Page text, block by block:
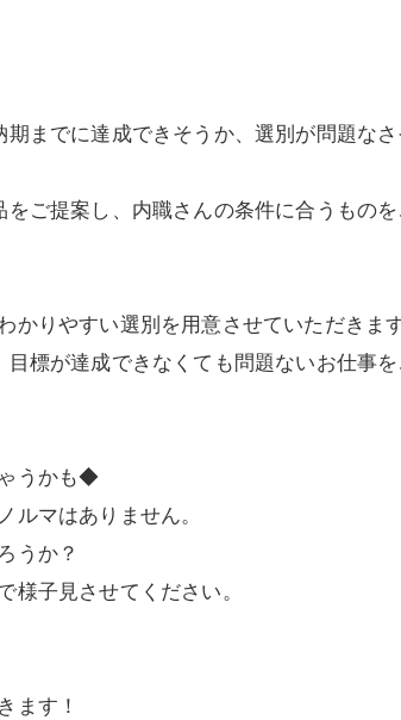
までに達成できそうか、選別が問題な
ご提案し、内職さんの条件に合うもの
かりやすい選別を用意させていただきま
標が達成できなくても問題ないお仕事
うかも◆
マはありません。
うか？
様子見させてください。
ます！